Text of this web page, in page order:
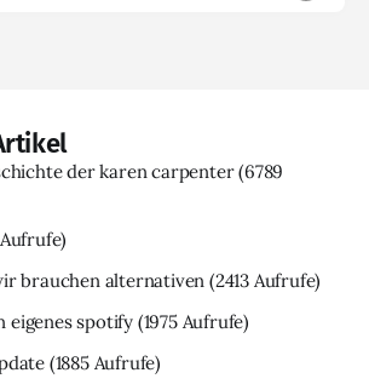
der karen carpenter(6789
brauchen alternativen (2413 Aufrufe)
eigenes spotify (1975 Aufrufe)
(1885 Aufrufe)